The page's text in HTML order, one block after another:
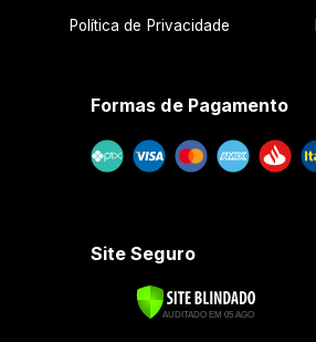
Política de Privacidade
Formas de Pagamento
Site Seguro